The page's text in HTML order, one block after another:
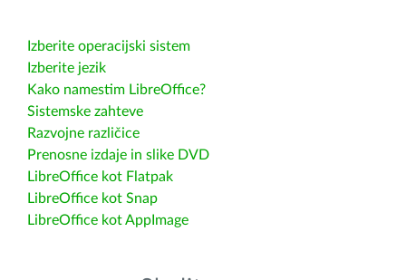
Izberite operacijski sistem
Izberite jezik
Kako namestim LibreOffice?
Sistemske zahteve
Razvojne različice
Prenosne izdaje in slike DVD
LibreOffice kot Flatpak
LibreOffice kot Snap
LibreOffice kot AppImage